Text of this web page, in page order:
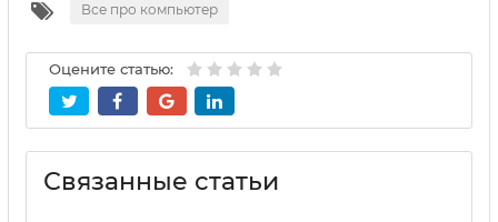
Все про компьютер
Оцените статью:
Связанные статьи